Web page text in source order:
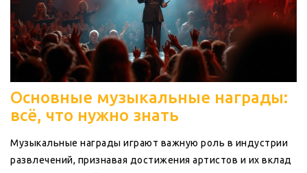
Основные музыкальные награды:
всё, что нужно знать
Музыкальные награды играют важную роль в индустрии
развлечений, признавая достижения артистов и их вклад